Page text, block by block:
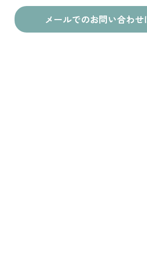
メールでのお問い合わせ